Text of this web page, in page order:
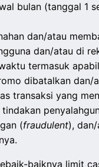
bulan (tanggal 1
dan/atau
dan/atau di
termasuk
dibatalkan dan/
transaksi yang
(fraudulent),
baiknya limit